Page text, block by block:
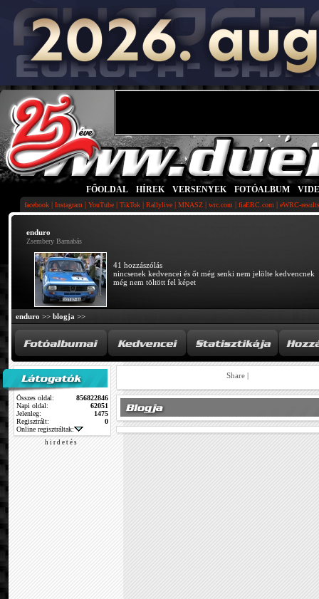
FŐOLDAL HÍREK VERSENYEK FOTÓALBUM
facebook | Instagram | YouTube | TikTok | Rallylive | MNASZ | wrc.com | fiaERC.com | eWRC-
enduro
Zsembery Barnabás
41 hozzászólás
nincsenek kedvencei és őt még senki nem jelölte kedvencnek
még nem töltött fel képet
enduro >> blogja >>
Összes oldal:
856822846
Napi oldal:
62051
Jelenleg:
1475
Regisztrált:
0
Online regisztráltak:
h i r d e t é s
Share |